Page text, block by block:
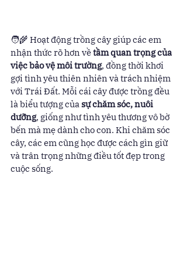
🧑‍🌾 Hoạt động trồng cây giúp các em
nhận thức rõ hơn về tầm quan trọng của
việc bảo vệ môi trường, đồng thời khơi
gợi tình yêu thiên nhiên và trách nhiệm
với Trái Đất. Mỗi cái cây được trồng đều
là biểu tượng của sự chăm sóc, nuôi
dưỡng, giống như tình yêu thương vô bờ
bến mà mẹ dành cho con. Khi chăm sóc
cây, các em cũng học được cách gìn giữ
và trân trọng những điều tốt đẹp trong
cuộc sống.